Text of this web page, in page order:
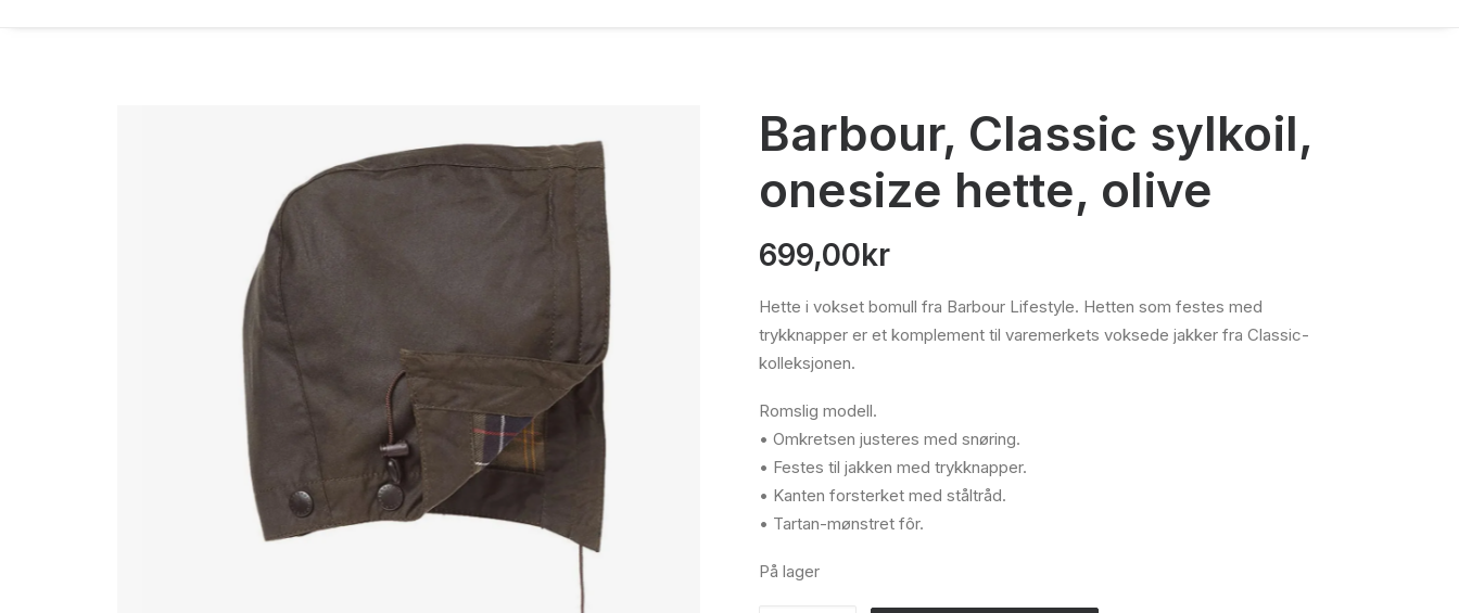
Barbour, Classic sylkoil,
onesize hette, olive
699,00kr
Hette i vokset bomull fra Barbour Lifestyle. Hetten som festes med
trykknapper er et komplement til varemerkets voksede jakker fra Classic-
kolleksjonen.
Romslig modell.
• Omkretsen justeres med snøring.
• Festes til jakken med trykknapper.
• Kanten forsterket med ståltråd.
• Tartan-mønstret fôr.
På lager